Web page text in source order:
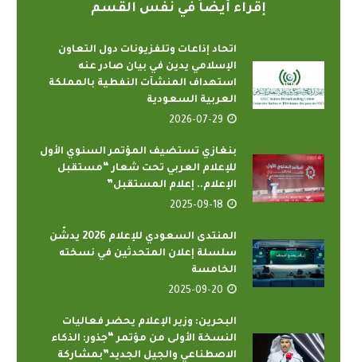
إقراء أيضاً في نفس القسم
اتحاد إذاعات وتلفزيونات دول التعاون
الإسلامي يدين في بيان صادر عنه
استهداف المنشآت النفطية بالمملكة
العربية السعودية
2026-07-29
بنغازي تستضيف المؤتمر السنوي الأول
للإعلام العربي تحت شعار “مستقبل
الإعلام.. إعلام المستقبل”
2025-09-18
المنتدى السعودي للإعلام 2026 يدشّن
سلسلة إعلان المتحدثين في نسخته
الخامسة
2025-09-20
البحرين: وزير الإعلام يحضر فعاليات
النسخة الأولى من مؤتمر “جذور: الذكاء
الاصطناعي والجيل الجديد”بمشاركة